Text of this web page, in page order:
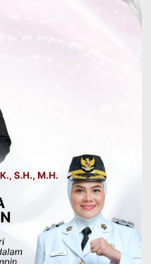
Pangeran
RI, Yamin
dan